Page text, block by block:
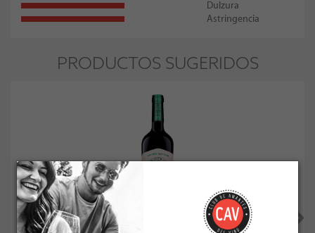
Dulzura
Astringencia
PRODUCTOS SUGERIDOS